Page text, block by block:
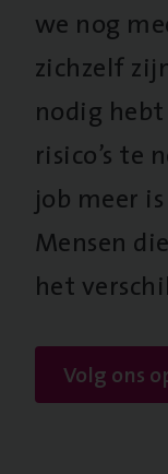
we nog
zichzelf
nodig
risico’s te
job meer
Mensen
het
Volg ons